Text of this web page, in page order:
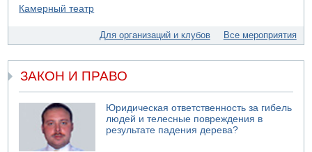
Министр обороны ушел с заседания кабинета на
07.08.2026 11:05
Саудовская Аравия опасается нападения хуситов и
07.08.2026 08:29
В Бат-Яме утонул мужчина
07.08.2026 08:29
Стрельба в школе Таиланда
Для организаций и клубов Все мероприятия
ЗАКОН И ПРАВО
Юридическая ответственность за гибель
людей и телесные повреждения в
результате падения дерева?